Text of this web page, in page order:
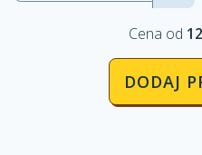
Cena od
DODAJ